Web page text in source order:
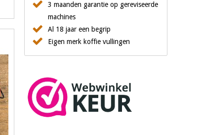
3 maanden garantie op gereviseerde
machines
Al 18 jaar een begrip
Eigen merk koffie vullingen